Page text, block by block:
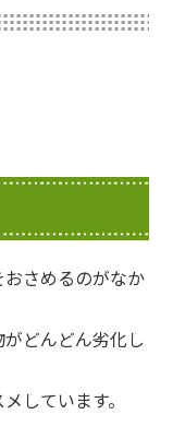
さめるのがなか
どんどん劣化し
しています。